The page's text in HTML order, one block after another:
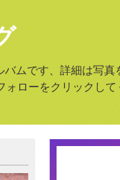
バムです、詳細は写
ォローをクリックして